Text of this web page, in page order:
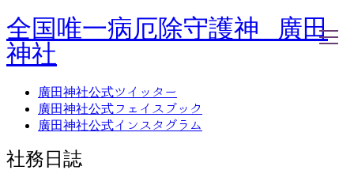
全国唯一病厄除守護神 廣田
神社
ホーム
社務日誌
お知らせ
廣田神社について
廣田神社公式ツイッター
廣田神社公式フェイスブック
廣田神社公式インスタグラム
社務日誌